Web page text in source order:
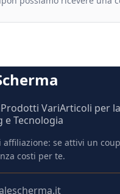
Prodotti VariArticoli per
e Tecnologia
se attivi un
costi per te.